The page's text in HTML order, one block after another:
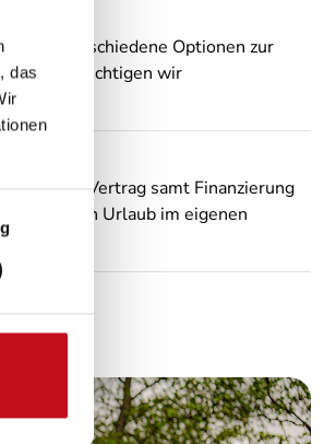
das
Ihnen verschiedene Optionen zur
berücksichtigen wir
noch den Vertrag samt Finanzierung
den ersten Urlaub im eigenen